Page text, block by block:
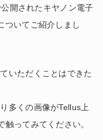
開されたキヤノン電子
いてご紹介しまし
いただくことはできた
多くの画像がTellus上
ってみてください。